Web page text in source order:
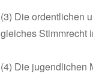
(3) Die ordentlichen
gleiches Stimmrecht
(4) Die jugendlichen